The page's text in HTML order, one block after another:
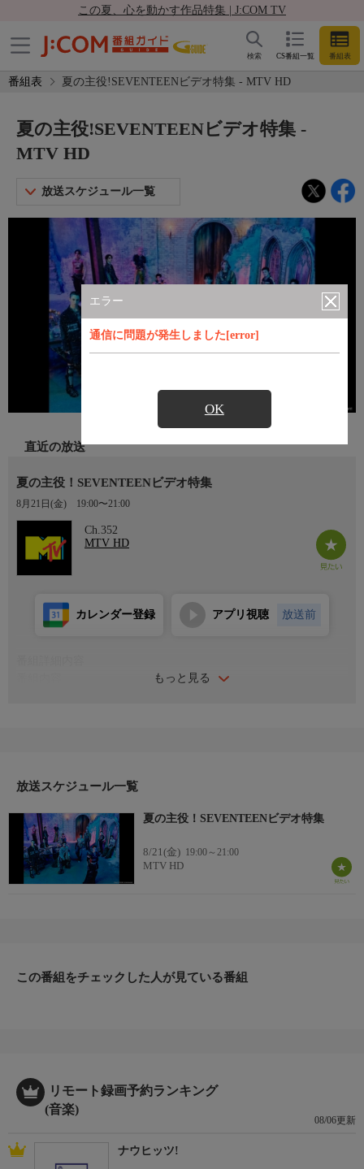
この夏、心を動かす作品特集 | J:COM TV
CS番組一覧 番組表
検索
番組表 夏の主役!SEVENTEENビデオ特集 - MTV HD
エラー
通信に問題が発生しました[error]
OK
夏の主役!SEVENTEENビデオ特集 -
MTV HD
放送スケジュール一覧
直近の放送
夏の主役！SEVENTEENビデオ特集
8月21日(金) 19:00〜21:00
Ch.352
MTV HD
もっと見る
カレンダー登録 アプリ視聴 放送前
放送スケジュール一覧
夏の主役！SEVENTEENビデオ特集
8/21(金) 19:00～21:00
MTV HD
この番組をチェックした人が見ている番組
リモート録画予約ランキング
(音楽)
08/06更新
ナウヒッツ!